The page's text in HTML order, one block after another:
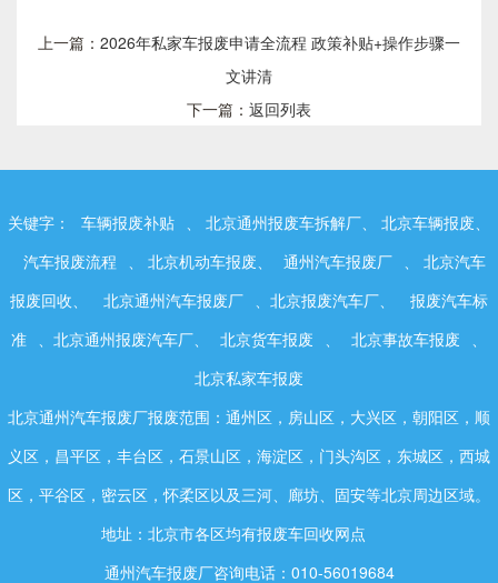
上一篇： 2026年私家车报废申请全流程 政策补贴+操作步骤一
文讲清
下一篇： 返回列表
关键字： 车辆报废补贴
、 北京通州报废车拆解厂、 北京车辆报废、
汽车报废流程
、 北京机动车报废、 通州汽车报废厂
、 北京汽车
报废回收、
北京通州汽车报废厂 、北京报废汽车厂、
报废汽车标
准
、北京通州报废汽车厂、 北京货车报废 北京事故车报废
北京私家车报废
北京通州汽车报废厂报废范围：通州区，房山区，大兴区，朝阳区，顺
义区，昌平区，丰台区，石景山区，海淀区，门头沟区，东城区，西城
区，平谷区，密云区，怀柔区以及三河、廊坊、固安等北京周边区域。
地址：北京市各区均有报废车回收网点
通州汽车报废厂咨询电话：010-56019684